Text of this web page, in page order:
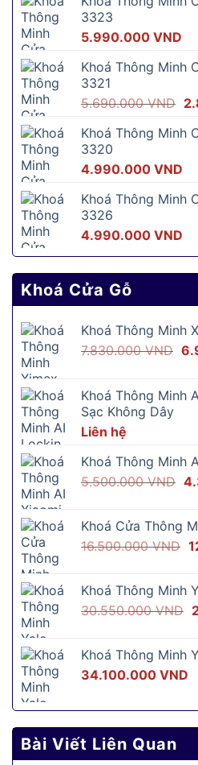
3323
5.990.000 VND
Khoá Thông Minh
3321
5.690.000VND
là:
Khoá Thông Minh
3320
4.990.000 VND
Khoá Thông Minh
3326
4.990.000 VND
Khoá Cửa Gỗ
Khoá Thông Minh
7.830.000VND
Khoá Thông Minh
Sạc Không Dây
Liên hệ
Khoá Thông Minh
5.500.000VND
Khoá Cửa Thông
16.500.000VND
Khoá Thông Minh
30.550.000VND
Khoá Thông Minh
34.100.000 VND
Bài Viết Liên Quan